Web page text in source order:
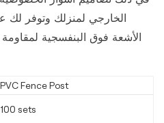
الخارجي لمنزلك وتوفر لك
الأشعة فوق البنفسجية
PVC Fence Post
100 sets